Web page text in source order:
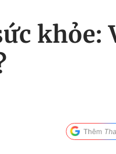
khỏe: